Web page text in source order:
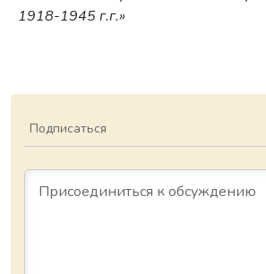
1918-1945 г.г.»
Подписаться